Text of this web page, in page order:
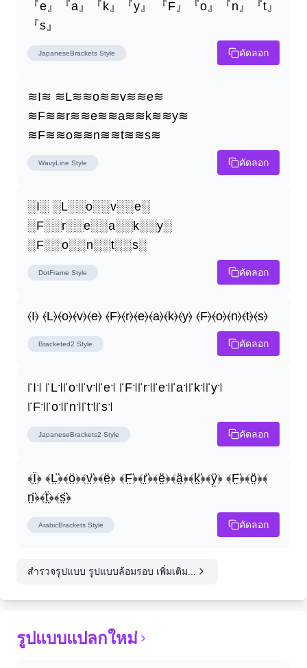
『e』『a』『k』『y』 『F』『o』『n』『t』
『s』
JapaneseBrackets Style คัดลอก
≋I≋ ≋L≋≋o≋≋v≋≋e≋
≋F≋≋r≋≋e≋≋a≋≋k≋≋y≋
≋F≋≋o≋≋n≋≋t≋≋s≋
WavyLine Style คัดลอก
░I░ ░L░░o░░v░░e░
░F░░r░░e░░a░░k░░y░
░F░░o░░n░░t░░s░
DotFrame Style คัดลอก
⦑I⦒ ⦑L⦒⦑o⦒⦑v⦒⦑e⦒ ⦑F⦒⦑r⦒⦑e⦒⦑a⦒⦑k⦒⦑y⦒ ⦑F⦒⦑o⦒⦑n⦒⦑t⦒⦑s⦒
Bracketed2 Style คัดลอก
꜍I꜉ ꜍L꜉꜍o꜉꜍v꜉꜍e꜉ ꜍F꜉꜍r꜉꜍e꜉꜍a꜉꜍k꜉꜍y꜉
꜍F꜉꜍o꜉꜍n꜉꜍t꜉꜍s꜉
JapaneseBrackets2 Style คัดลอก
﴾Ï̤﴿ ﴾L̤̈﴿﴾ö̤﴿﴾v̤̈﴿﴾ë̤﴿ ﴾F̤̈﴿﴾r̤̈﴿﴾ë̤﴿﴾ä̤﴿﴾k̤̈﴿﴾ÿ̤﴿ ﴾F̤̈﴿﴾ö̤﴿﴾
n̤̈﴿﴾ẗ̤﴿﴾s̤̈﴿
ArabicBrackets Style คัดลอก
สำรวจรูปแบบ รูปแบบล้อมรอบ เพิ่มเติม...
รูปแบบแปลกใหม่